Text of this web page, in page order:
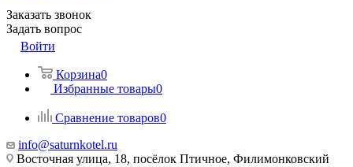
Заказать звонок
Задать вопрос
Войти
Корзина0
Избранные товары0
Сравнение товаров0
info@saturnkotel.ru
Восточная улица, 18, посёлок Птичное, Филимонковский